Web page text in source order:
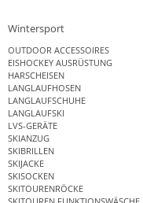
Wintersport
OUTDOOR ACCESSOIRES
EISHOCKEY AUSRÜSTUNG
HARSCHEISEN
LANGLAUFHOSEN
LANGLAUFSCHUHE
LANGLAUFSKI
LVS-GERÄTE
SKIANZUG
SKIBRILLEN
SKIJACKE
SKISOCKEN
SKITOURENRÖCKE